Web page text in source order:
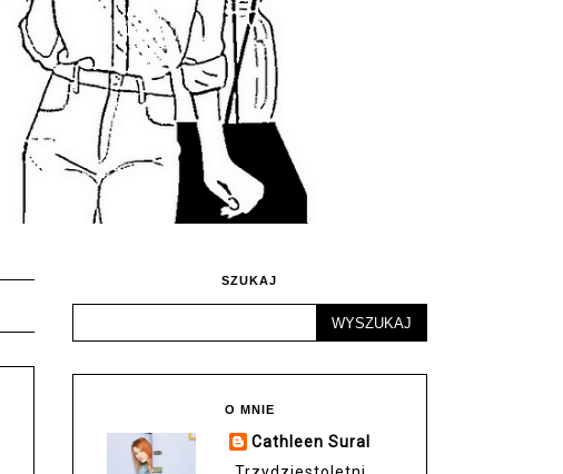
SZUKAJ
O MNIE
Cathleen Sural